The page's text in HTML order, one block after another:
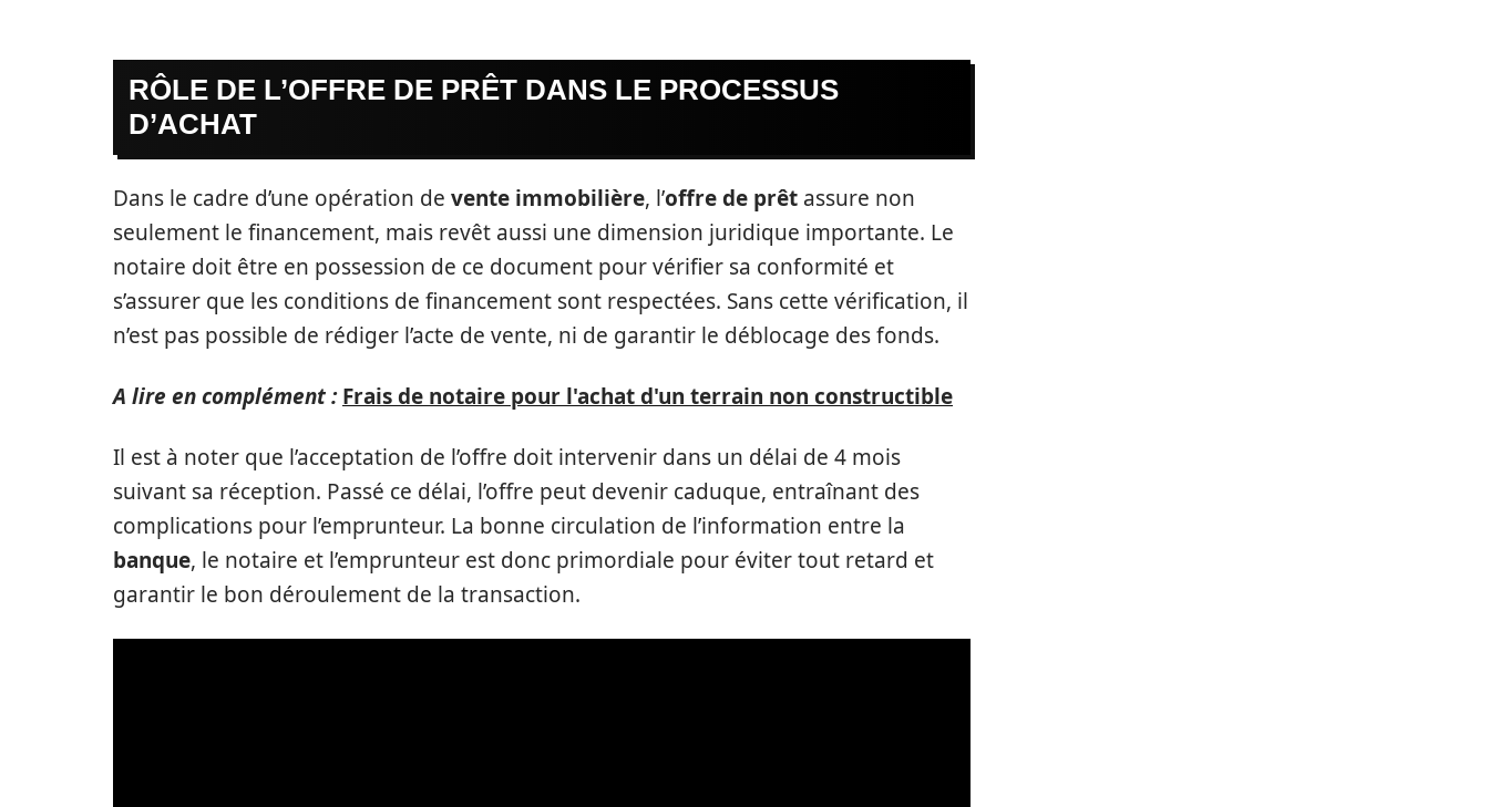
RÔLE DE L’OFFRE DE PRÊT DANS LE PROCESSUS
D’ACHAT
Dans le cadre d’une opération de vente immobilière, l’offre de prêt assure non
seulement le financement, mais revêt aussi une dimension juridique importante. Le
notaire doit être en possession de ce document pour vérifier sa conformité et
s’assurer que les conditions de financement sont respectées. Sans cette vérification, il
n’est pas possible de rédiger l’acte de vente, ni de garantir le déblocage des fonds.
A lire en complément : Frais de notaire pour l'achat d'un terrain non constructible
Il est à noter que l’acceptation de l’offre doit intervenir dans un délai de 4 mois
suivant sa réception. Passé ce délai, l’offre peut devenir caduque, entraînant des
complications pour l’emprunteur. La bonne circulation de l’information entre la
banque, le notaire et l’emprunteur est donc primordiale pour éviter tout retard et
garantir le bon déroulement de la transaction.